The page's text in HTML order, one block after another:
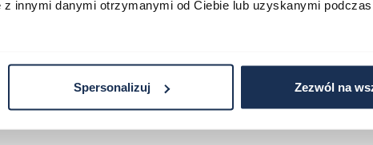
z innymi danymi otrzymanymi od Ciebie lub uzyskanymi
Spersonalizuj Zezwól na